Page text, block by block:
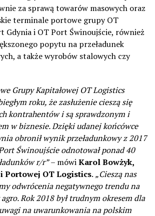
za sprawą towarów masowych oraz
terminale portowe grupy OT
Gdynia i OT Port Świnoujście, również
popytu na przeładunek
a także wyrobów stalowych czy
Grupy Kapitałowej OT Logistics
roku, że zasłużenie cieszą się
kontrahentów i są sprawdzonym i
w biznesie. Dzięki udanej końcówce
obronił wynik przeładunkowy z 2017
Świnoujście odnotował ponad 40
r/r”– mówiKarol Bowżyk,
Portowej OT Logistics. „Cieszą nas
odwrócenia negatywnego trendu na
Rok 2018 był trudnym okresem dla
na uwarunkowania na polskim